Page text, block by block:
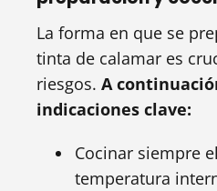
La forma en que se
tinta de calamar es
riesgos. A
indicaciones clave:
Cocinar siempre
temperatura